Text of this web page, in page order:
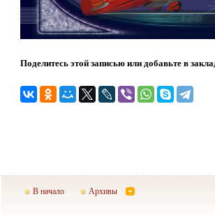
Поделитесь этой записью или добавьте в
В начало Архивы